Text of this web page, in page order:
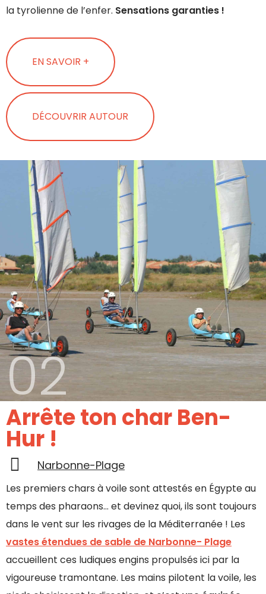
la tyrolienne de l’enfer. Sensations garanties !
EN SAVOIR +
DÉCOUVRIR AUTOUR
02
Arrête ton char Ben-
Hur !
Narbonne-Plage
Les premiers chars à voile sont attestés en Égypte au
temps des pharaons… et devinez quoi, ils sont toujours
dans le vent sur les rivages de la Méditerranée ! Les
vastes étendues de sable de Narbonne- Plage
accueillent ces ludiques engins propulsés ici par la
vigoureuse tramontane. Les mains pilotent la voile, les